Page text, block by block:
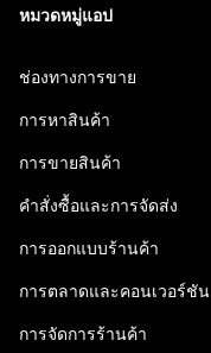
หมวดหมู่แอป
ช่องทางการขาย
การหาสินค้า
การขายสินค้า
คำสั่งซื้อและการจัดส่ง
การออกแบบร้านค้า
การตลาดและคอนเวอร์ชัน
การจัดการร้านค้า